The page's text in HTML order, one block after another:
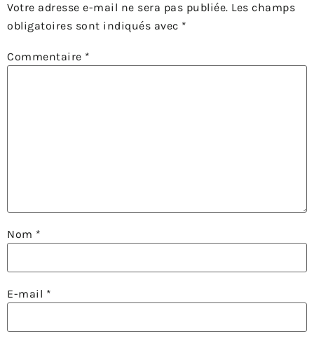
Votre adresse e-mail ne sera pas publiée. Les champs
obligatoires sont indiqués avec *
Commentaire *
Nom *
E-mail *